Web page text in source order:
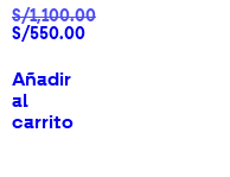
S/1,100.00
S/550.00
Añadir
al
carrito